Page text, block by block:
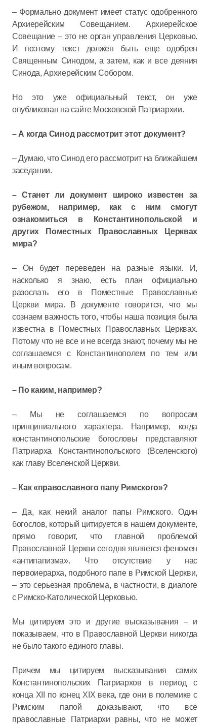
– Формально документ имеет статус одобренного
Архиерейским Совещанием. Архиерейское
Совещание – это не орган управления Церковью.
И поэтому текст должен быть еще одобрен
Священным Синодом, а затем, как и все деяния
Синода, Архиерейским Собором.
Но это уже официальный текст, он уже
опубликован на сайте Московской Патриархии.
– А когда Синод рассмотрит этот документ?
– Думаю, что Синод его рассмотрит на ближайшем
заседании.
– Станет ли документ широко известен за
рубежом, например, как с ним смогут
ознакомиться в Константинопольской и
других Поместных Православных Церквах
мира?
– Он будет переведен на разные языки. И,
насколько я знаю, есть план официально
разослать его в Поместные Православные
Церкви мира. В документе говорится, что мы
сознаем важность того, чтобы наша позиция была
известна в Поместных Православных Церквах.
Потому что не все и не всегда знают, почему мы не
соглашаемся с Константинополем по тем или
иным вопросам.
– По каким, например?
– Мы не соглашаемся по вопросам
принципиального характера. Например, когда
константинопольские богословы представляют
Патриарха Константинопольского (Вселенского)
как главу Вселенской Церкви.
– Как «православного папу Римского»?
– Да, как некий аналог папы Римского. Один
богослов, который цитируется в нашем документе,
прямо говорит, что главной проблемой
Православной Церкви сегодня является феномен
«антипапизма». Что отсутствие у нас
первоиерарха, подобного папе в Римской Церкви,
– это серьезная проблема, в частности, в диалоге
с Римско-Католической Церковью.
Мы цитируем это и другие высказывания – и
показываем, что в Православной Церкви никогда
не было такого единого главы.
Причем мы цитируем высказывания самих
Константинопольских Патриархов в период с
конца XII по конец XIX века, где они в полемике с
Римским папой доказывают, что все
православные Патриархи равны, что не может